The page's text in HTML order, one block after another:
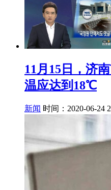
11月15日，济
温应达到18℃
新闻 时间：2020-06-24